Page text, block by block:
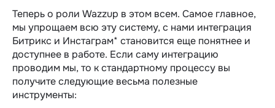
Теперь о роли Wazzup в этом всем. Самое главное,
мы упрощаем всю эту систему, с нами интеграция
Битрикс и Инстаграм* становится еще понятнее и
доступнее в работе. Если саму интеграцию
проводим мы, то к стандартному процессу вы
получите следующие весьма полезные
инструменты: